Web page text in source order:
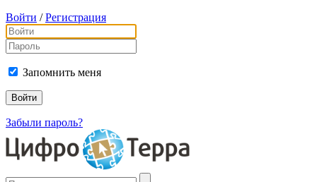
Войти / Регистрация
Запомнить меня
Забыли пароль?